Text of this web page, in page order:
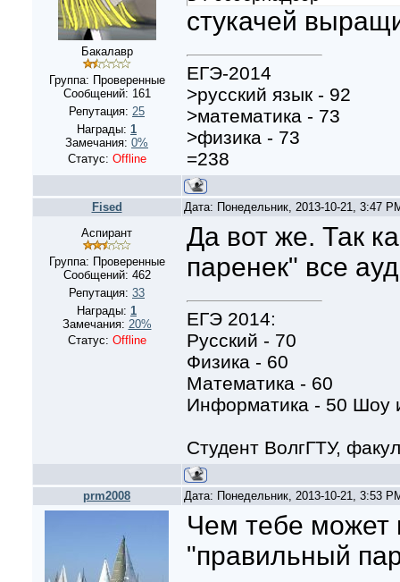
Бакалавр
Группа: Проверенные
Сообщений: 161
Репутация: 25
Награды: 1
Замечания: 0%
Статус: Offline
стукачей
ЕГЭ-2014
>русский язык - 92
>математика - 73
>физика - 73
=238
Fised
Дата: Понедельник, 2013-10-21, 3:47
Аспирант
Группа: Проверенные
Сообщений: 462
Репутация: 33
Награды: 1
Замечания: 20%
Статус: Offline
Да вот же. Так
паренек" все
ЕГЭ 2014:
Русский - 70
Физика - 60
Математика - 60
Информатика - 50 Шоу
Студент ВолгГТУ,
prm2008 Дата: Понедельник, 2013-10-21, 3:53
Чем тебе может
"правильный